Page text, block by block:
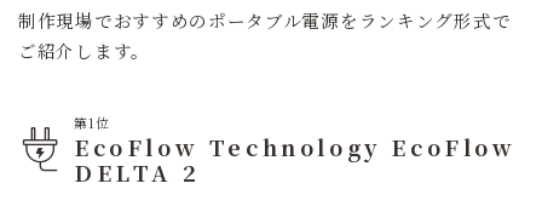
制作現場でおすすめのポータブル電源をランキング形式で
ご紹介します。
第1位
EcoFlow Technology EcoFlow
DELTA 2